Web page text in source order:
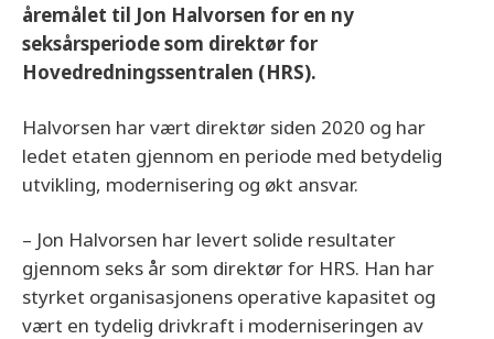
åremålet til Jon Halvorsen for en ny
seksårsperiode som direktør for
Hovedredningssentralen (HRS).
Halvorsen har vært direktør siden 2020 og har
ledet etaten gjennom en periode med betydelig
utvikling, modernisering og økt ansvar.
– Jon Halvorsen har levert solide resultater
gjennom seks år som direktør for HRS. Han har
styrket organisasjonens operative kapasitet og
vært en tydelig drivkraft i moderniseringen av